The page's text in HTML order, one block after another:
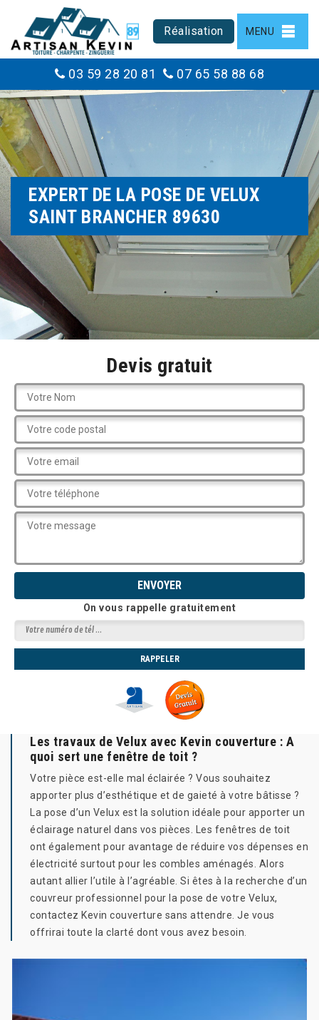
Réalisation MENU
03 59 28 20 81 07 65 58 88 68
EXPERT DE LA POSE DE VELUX
SAINT BRANCHER 89630
Devis gratuit
On vous rappelle gratuitement
Les travaux de Velux avec Kevin couverture : A
quoi sert une fenêtre de toit ?
Votre pièce est-elle mal éclairée ? Vous souhaitez
apporter plus d’esthétique et de gaieté à votre bâtisse ?
La pose d’un Velux est la solution idéale pour apporter un
éclairage naturel dans vos pièces. Les fenêtres de toit
ont également pour avantage de réduire vos dépenses en
électricité surtout pour les combles aménagés. Alors
autant allier l’utile à l’agréable. Si êtes à la recherche d’un
couvreur professionnel pour la pose de votre Velux,
contactez Kevin couverture sans attendre. Je vous
offrirai toute la clarté dont vous avez besoin.